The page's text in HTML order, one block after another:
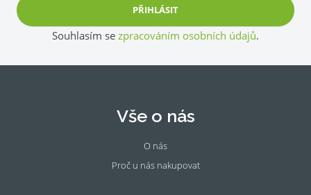
PŘIHLÁSIT
Souhlasím se zpracováním osobních údajů.
Vše o nás
O nás
Proč u nás nakupovat